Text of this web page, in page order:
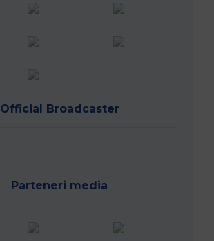
Official Broadcaster
Parteneri media